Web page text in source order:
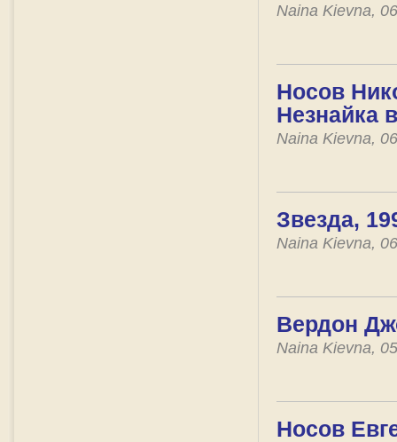
Naina Kievna,
Носов
Незнайка
Naina Kievna,
Звезда,
Naina Kievna,
Вердон
Naina Kievna,
Носов